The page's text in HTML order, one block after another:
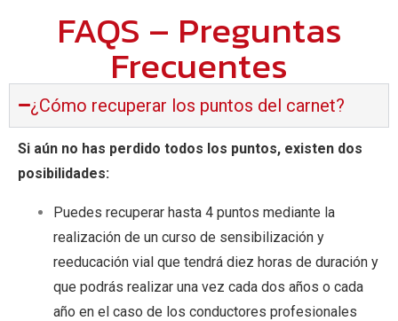
FAQS – Preguntas
Frecuentes
¿Cómo recuperar los puntos del carnet?
Si aún no has perdido todos los puntos, existen dos
posibilidades:
Puedes recuperar hasta 4 puntos mediante la
realización de un curso de sensibilización y
reeducación vial que tendrá diez horas de duración y
que podrás realizar una vez cada dos años o cada
año en el caso de los conductores profesionales